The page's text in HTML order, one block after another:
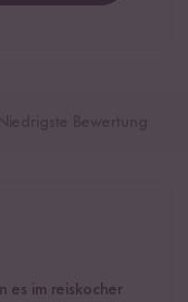
es im reiskocher